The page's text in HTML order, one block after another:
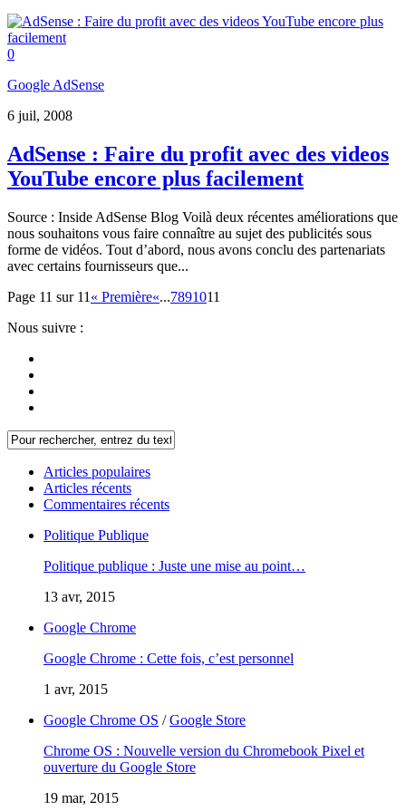
0
Google AdSense
6 juil, 2008
AdSense : Faire du profit avec des videos
YouTube encore plus facilement
Source : Inside AdSense Blog Voilà deux récentes améliorations que
nous souhaitons vous faire connaître au sujet des publicités sous
forme de vidéos. Tout d’abord, nous avons conclu des partenariats
avec certains fournisseurs que...
Page 11 sur 11 « Première«...7891011
Nous suivre :
Articles populaires
Articles récents
Commentaires récents
Politique Publique
Politique publique : Juste une mise au point…
13 avr, 2015
Google Chrome
Google Chrome : Cette fois, c’est personnel
1 avr, 2015
Google Chrome OS /Google Store
Chrome OS : Nouvelle version du Chromebook Pixel et
ouverture du Google Store
19 mar, 2015